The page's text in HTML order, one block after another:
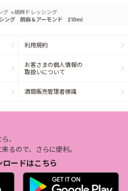
グ >胡麻ドレッシング
ング 胡麻＆アーモンド 210ml
利用規約
お客さまの個人情報の
取扱いについて
酒類販売管理者標識
、
るので、さらに便利。
ロードはこちら